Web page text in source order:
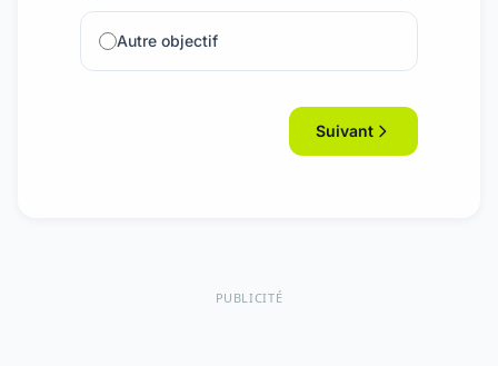
Autre objectif
Suivant
PUBLICITÉ